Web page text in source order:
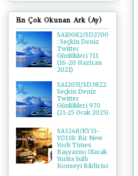
En Çok Okunan Ark (Ay)
SA10082/SD2700
: Seçkin Deniz
Twitter
Günlükleri 711
(16-20 Haziran
2021)
SA12031/SD3822:
Seçkin Deniz
Twitter
Günlükleri 970
(21-25 Ocak 2025)
SA3248/KY33-
YO118: Bir New
York Times
Başyazısı Olarak
Yurtta Sulh
Konseyi Bildirisi